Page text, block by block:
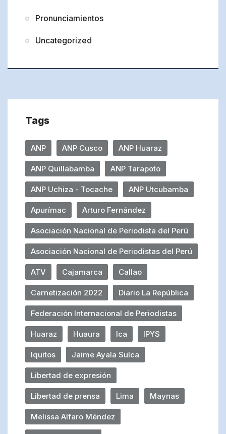
Pronunciamientos
Uncategorized
Tags
ANP ANP Cusco ANP Huaraz
ANP Quillabamba ANP Tarapoto
ANP Uchiza - Tocache ANP Utcubamba
Apurímac Arturo Fernández
Asociación Nacional de Periodista del Perú
Asociación Nacional de Periodistas del Perú
ATV Cajamarca Callao
Carnetización 2022 Diario La República
Federación Internacional de Periodistas
Huaraz Huaura Ica IPYS
Iquitos Jaime Ayala Sulca
Libertad de expresión
Libertad de prensa Lima Maynas
Melissa Alfaro Méndez